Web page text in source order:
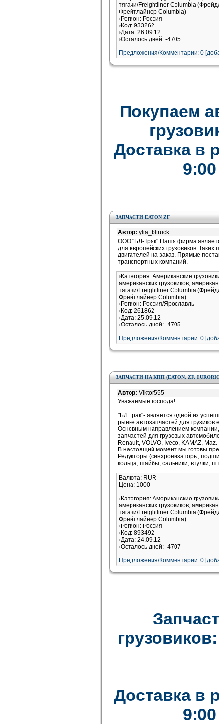
тягачи/Freightliner Columbia
Фрейтлайнер Columbia)
Регион: Россия
Код: 933262
Дата: 26.09.12
Осталось дней: -4705
Предложения/Комментарии: 0
Покупаем
Доставка в
ЗАПЧАСТИ EATON ZF
Автор: ylia_bltruck
ООО "БЛ-Трак" Наша фирма
для европейских грузовиков.
двигателей на заказ. Прямые
транспортных компаний.
Категория: Американские
американских грузовиков,
тягачи/Freightliner Columbia
Фрейтлайнер Columbia)
Регион: Россия/Ярославль
Код: 261862
Дата: 25.09.12
Осталось дней: -4705
Предложения/Комментарии: 0
ЗАПЧАСТИ НА КПП (EATON, ZF,
Автор: Viktor555
Уважаемые господа!
"БЛ Трак"- является одной из
рынке автозапчастей для грузиков
Основным направлением
запчастей для грузовых
Renault, VOLVO, Iveco, KAMAZ, Maz.
В настоящий момент мы готовы
Редукторы (синхронизаторы,
кольца, шайбы, сальники, втулки,
Валюта: RUR
Цена: 1000
Категория: Американские
американских грузовиков,
тягачи/Freightliner Columbia
Фрейтлайнер Columbia)
Регион: Россия
Код: 893492
Дата: 24.09.12
Осталось дней: -4707
Предложения/Комментарии: 0
Доставка в